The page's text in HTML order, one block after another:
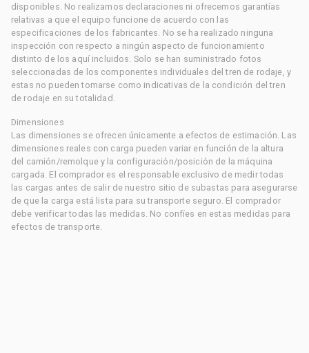
disponibles. No realizamos declaraciones ni ofrecemos garantías
relativas a que el equipo funcione de acuerdo con las
especificaciones de los fabricantes. No se ha realizado ninguna
inspección con respecto a ningún aspecto de funcionamiento
distinto de los aquí incluidos. Solo se han suministrado fotos
seleccionadas de los componentes individuales del tren de rodaje, y
estas no pueden tomarse como indicativas de la condición del tren
de rodaje en su totalidad.
Dimensiones
Las dimensiones se ofrecen únicamente a efectos de estimación. Las
dimensiones reales con carga pueden variar en función de la altura
del camión/remolque y la configuración/posición de la máquina
cargada. El comprador es el responsable exclusivo de medir todas
las cargas antes de salir de nuestro sitio de subastas para asegurarse
de que la carga está lista para su transporte seguro. El comprador
debe verificar todas las medidas. No confíes en estas medidas para
efectos de transporte.